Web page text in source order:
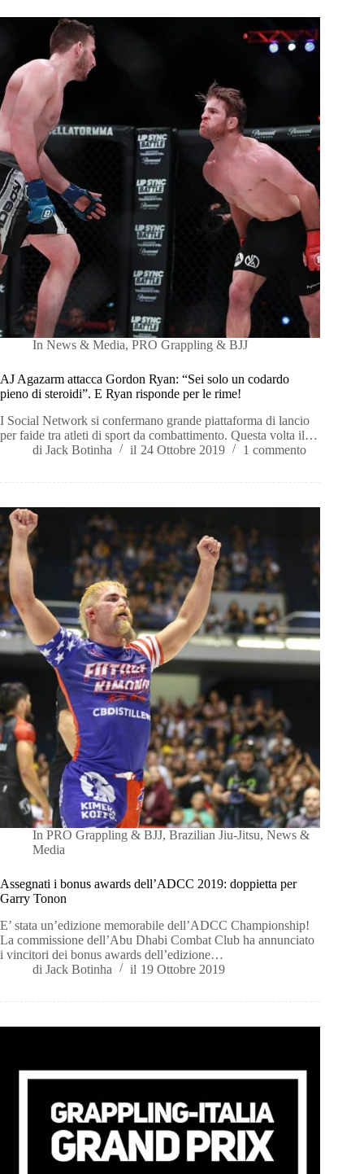
In News & Media,PRO Grappling & BJJ
AJ Agazarm attacca Gordon Ryan: “Sei solo un codardo
pieno di steroidi”. E Ryan risponde per le rime!
I Social Network si confermano grande piattaforma di lancio
per faide tra atleti di sport da combattimento. Questa volta il…
di Jack Botinha il 24 Ottobre 2019 1 commento
In PRO Grappling & BJJ,Brazilian Jiu-Jitsu,News &
Media
Assegnati i bonus awards dell’ADCC 2019: doppietta per
Garry Tonon
E’ stata un’edizione memorabile dell’ADCC Championship!
La commissione dell’Abu Dhabi Combat Club ha annunciato
i vincitori dei bonus awards dell’edizione…
di Jack Botinha il 19 Ottobre 2019